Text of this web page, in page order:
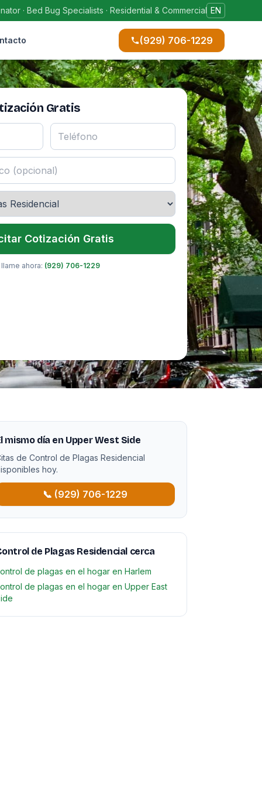
· Bed Bug Specialists · Residential & Commercial EN
(929) 706-1229
Gratis
Cotización Gratis
llame ahora: (929) 706-1229
mismo día en Upper West Side
de Control de Plagas Residencial
hoy.
📞 (929) 706-1229
de Plagas Residencial cerca
de plagas en el hogar en Harlem
de plagas en el hogar en Upper East